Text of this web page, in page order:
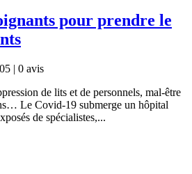
pour prendre le
| 0 avis
de lits et de personnels, mal-être
Le Covid-19 submerge un hôpital
de spécialistes,...